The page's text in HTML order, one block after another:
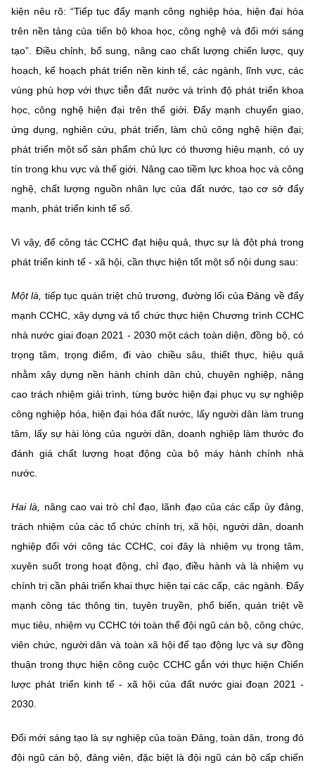
kiện nêu rõ: “Tiếp tục đẩy mạnh công nghiệp hóa, hiện đại hóa
trên nền tảng của tiến bộ khoa học, công nghệ và đổi mới sáng
tạo”. Điều chỉnh, bổ sung, nâng cao chất lượng chiến lược, quy
hoạch, kế hoạch phát triển nền kinh tế, các ngành, lĩnh vực, các
vùng phù hợp với thực tiễn đất nước và trình độ phát triển khoa
học, công nghệ hiện đại trên thế giới. Đẩy mạnh chuyển giao,
ứng dụng, nghiên cứu, phát triển, làm chủ công nghệ hiện đại;
phát triển một số sản phẩm chủ lực có thương hiệu mạnh, có uy
tín trong khu vực và thế giới. Nâng cao tiềm lực khoa học và công
nghệ, chất lượng nguồn nhân lực của đất nước, tạo cơ sở đẩy
mạnh, phát triển kinh tế số.
Vì vậy, để công tác CCHC đạt hiệu quả, thực sự là đột phá trong
phát triển kinh tế - xã hội, cần thực hiện tốt một số nội dung sau:
Một là,
tiếp tục quán triệt chủ trương, đường lối của Đảng về đẩy
mạnh CCHC, xây dựng và tổ chức thực hiện Chương trình CCHC
nhà nước giai đoạn 2021 - 2030 một cách toàn diện, đồng bộ, có
trọng tâm, trọng điểm, đi vào chiều sâu, thiết thực, hiệu quả
nhằm xây dựng nền hành chính dân chủ, chuyên nghiệp, nâng
cao trách nhiệm giải trình, từng bước hiện đại phục vụ sự nghiệp
công nghiệp hóa, hiện đại hóa đất nước, lấy người dân làm trung
tâm, lấy sự hài lòng của người dân, doanh nghiệp làm thước đo
đánh giá chất lượng hoạt động của bộ máy hành chính nhà
nước.
Hai là, nâng cao vai trò chỉ đạo, lãnh đạo của các cấp ủy đảng,
trách nhiệm của các tổ chức chính trị, xã hội, người dân, doanh
nghiệp đối với công tác CCHC, coi đây là nhiệm vụ trọng tâm,
xuyên suốt trong hoạt động, chỉ đạo, điều hành và là nhiệm vụ
chính trị cần phải triển khai thực hiện tại các cấp, các ngành. Đẩy
mạnh công tác thông tin, tuyên truyền, phổ biến, quán triệt về
mục tiêu, nhiệm vụ CCHC tới toàn thể đội ngũ cán bộ, công chức,
viên chức, người dân và toàn xã hội để tạo động lực và sự đồng
thuận trong thực hiện công cuộc CCHC gắn với thực hiện Chiến
lược phát triển kinh tế - xã hội của đất nước giai đoạn 2021 -
2030.
Đổi mới sáng tạo là sự nghiệp của toàn Đảng, toàn dân, trong đó
đội ngũ cán bộ, đảng viên, đặc biệt là đội ngũ cán bộ cấp chiến